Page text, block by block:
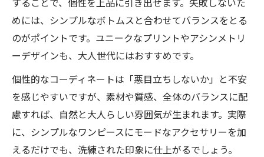
めには、シンプルなボトムスと合わせてバランスをとる
のがポイントです。ユニークなプリントやアシンメトリ
ーデザインも、大人世代にはおすすめです。
個性的なコーディネートは「悪目立ちしないか」と不安
を感じやすいですが、素材や質感、全体のバランスに配
慮すれば、自然と大人らしい雰囲気が生まれます。実際
に、シンプルなワンピースにモードなアクセサリーを加
えるだけでも、洗練された印象に仕上がるでしょう。